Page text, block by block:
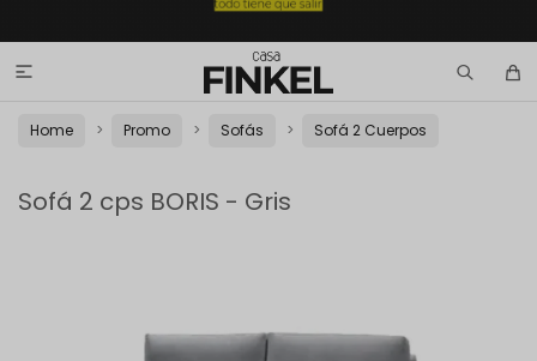

Home Promo Sofás Sofá 2 Cuerpos
Sofá 2 cps BORIS - Gris